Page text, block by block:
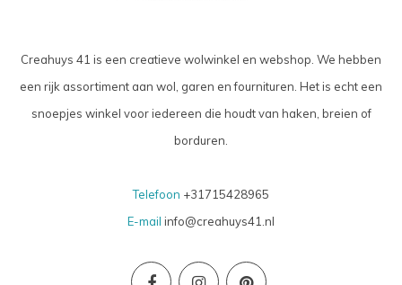
Creahuys 41 is een creatieve wolwinkel en webshop. We hebben
een rijk assortiment aan wol, garen en fournituren. Het is echt een
snoepjes winkel voor iedereen die houdt van haken, breien of
borduren.
Telefoon +31715428965
E-mail info@creahuys41.nl